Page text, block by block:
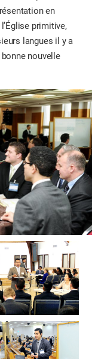
en
primitive,
langues il y a
nouvelle